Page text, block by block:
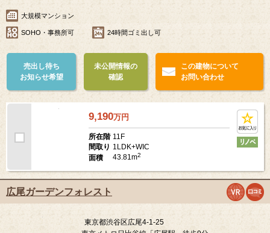
東京都渋谷区広尾1-11-5
JR山手線「恵比寿駅」徒歩9分
東京メトロ日比谷線「広尾駅」徒歩10分
築年月
大規模マンション
SOHO・事務所可 24時間ゴミ出し可
未公開情報の
確認
この建物について
9,190万円
所在階
面積
43.81m